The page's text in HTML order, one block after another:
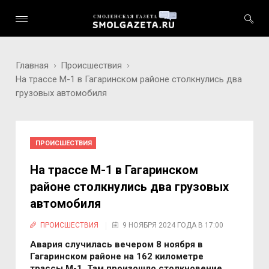
Главная
Происшествия
На трассе М-1 в Гагаринском районе столкнулись два
грузовых автомобиля
ПРОИСШЕСТВИЯ
На трассе М-1 в Гагаринском
районе столкнулись два грузовых
автомобиля
ПРОИСШЕСТВИЯ 9 НОЯБРЯ 2024 ГОДА В 17:00
Авария случилась вечером 8 ноября в
Гагаринском районе на 162 километре